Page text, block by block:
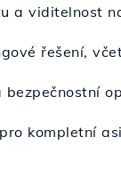
a viditelnost
řešení,
kompletní